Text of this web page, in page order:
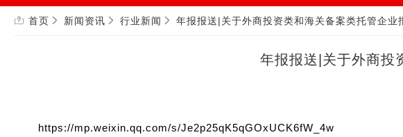
首页 新闻资讯 行业新闻 年报报送|关于外商投资类和海关备案类托管企业
年报报送|关于外商投
https://mp.weixin.qq.com/s/Je2p25qK5qGOxUCK6fW_4w